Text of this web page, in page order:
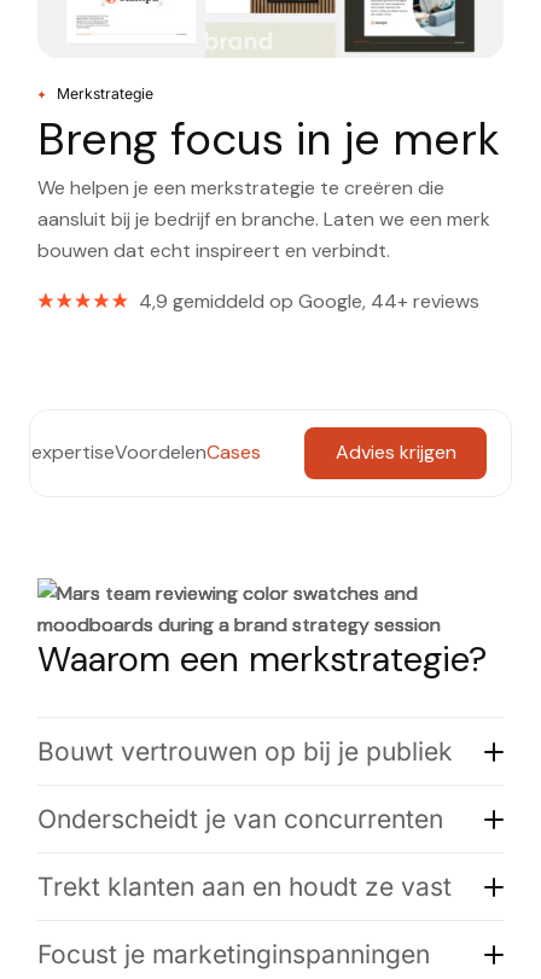
Merkstrategie
Breng focus in je merk
We helpen je een merkstrategie te creëren die
aansluit bij je bedrijf en branche. Laten we een merk
bouwen dat echt inspireert en verbindt.
4,9 gemiddeld op Google, 44+ reviews
expertiseVoordelenCases Advies krijgen
Waarom een merkstrategie?
Bouwt vertrouwen op bij je publiek
Onderscheidt je van concurrenten
Trekt klanten aan en houdt ze vast
Focust je marketinginspanningen